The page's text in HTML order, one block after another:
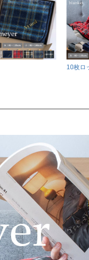
10枚ロ